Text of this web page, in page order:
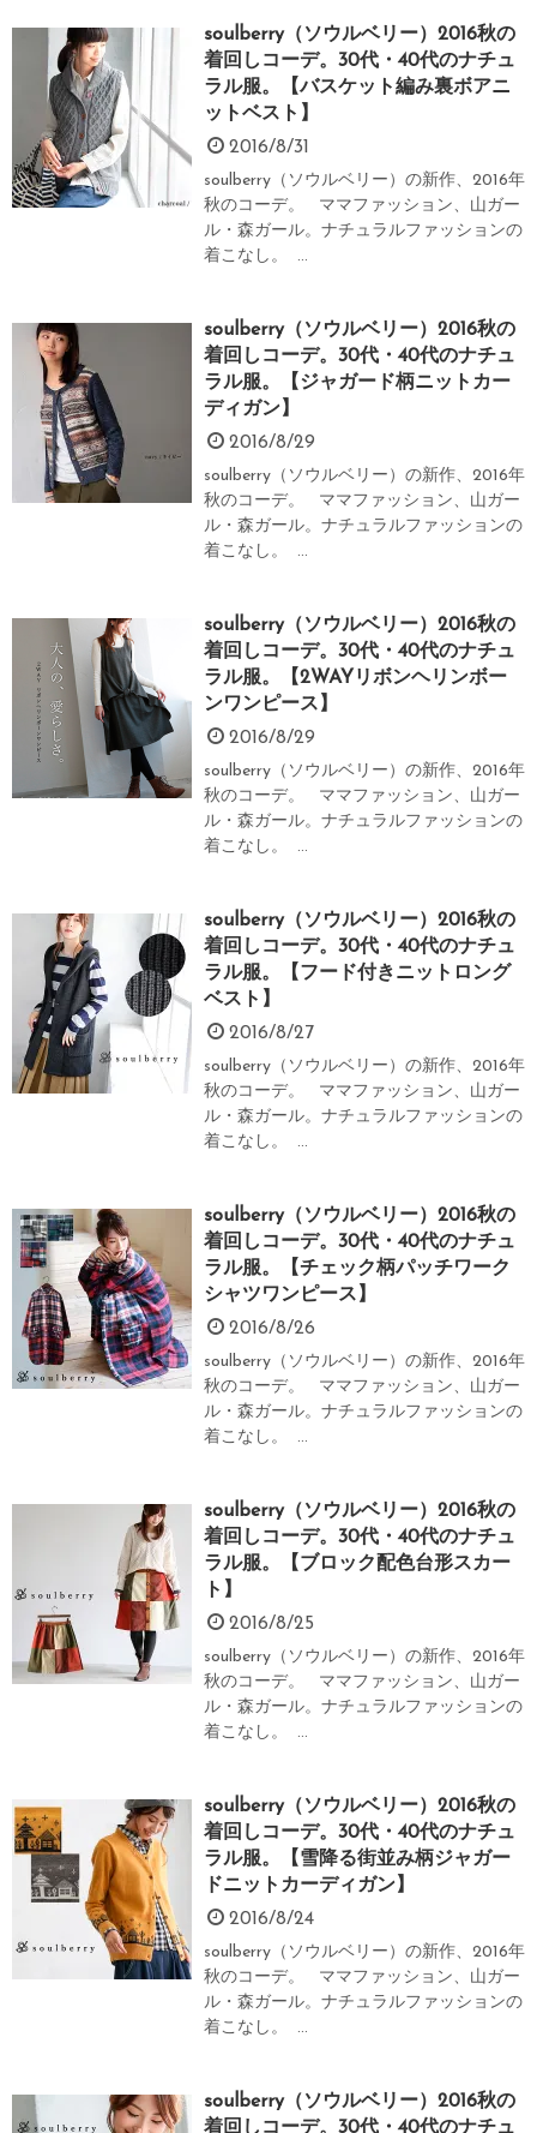
soulberry（ソウルベリー）2016秋の
着回しコーデ。30代・40代のナチュ
ラル服。【バスケット編み裏ボアニ
ットベスト】
2016/8/31
soulberry（ソウルベリー）の新作、2016年
秋のコーデ。 ママファッション、山ガー
ル・森ガール。ナチュラルファッションの
着こなし。 ...
soulberry（ソウルベリー）2016秋の
着回しコーデ。30代・40代のナチュ
ラル服。【ジャガード柄ニットカー
ディガン】
2016/8/29
soulberry（ソウルベリー）の新作、2016年
秋のコーデ。 ママファッション、山ガー
ル・森ガール。ナチュラルファッションの
着こなし。 ...
soulberry（ソウルベリー）2016秋の
着回しコーデ。30代・40代のナチュ
ラル服。【2WAYリボンヘリンボー
ンワンピース】
2016/8/29
soulberry（ソウルベリー）の新作、2016年
秋のコーデ。 ママファッション、山ガー
ル・森ガール。ナチュラルファッションの
着こなし。 ...
soulberry（ソウルベリー）2016秋の
着回しコーデ。30代・40代のナチュ
ラル服。【フード付きニットロング
ベスト】
2016/8/27
soulberry（ソウルベリー）の新作、2016年
秋のコーデ。 ママファッション、山ガー
ル・森ガール。ナチュラルファッションの
着こなし。 ...
soulberry（ソウルベリー）2016秋の
着回しコーデ。30代・40代のナチュ
ラル服。【チェック柄パッチワーク
シャツワンピース】
2016/8/26
soulberry（ソウルベリー）の新作、2016年
秋のコーデ。 ママファッション、山ガー
ル・森ガール。ナチュラルファッションの
着こなし。 ...
soulberry（ソウルベリー）2016秋の
着回しコーデ。30代・40代のナチュ
ラル服。【ブロック配色台形スカー
ト】
2016/8/25
soulberry（ソウルベリー）の新作、2016年
秋のコーデ。 ママファッション、山ガー
ル・森ガール。ナチュラルファッションの
着こなし。 ...
soulberry（ソウルベリー）2016秋の
着回しコーデ。30代・40代のナチュ
ラル服。【雪降る街並み柄ジャガー
ドニットカーディガン】
2016/8/24
soulberry（ソウルベリー）の新作、2016年
秋のコーデ。 ママファッション、山ガー
ル・森ガール。ナチュラルファッションの
着こなし。 ...
soulberry（ソウルベリー）2016秋の
着回しコーデ。30代・40代のナチュ